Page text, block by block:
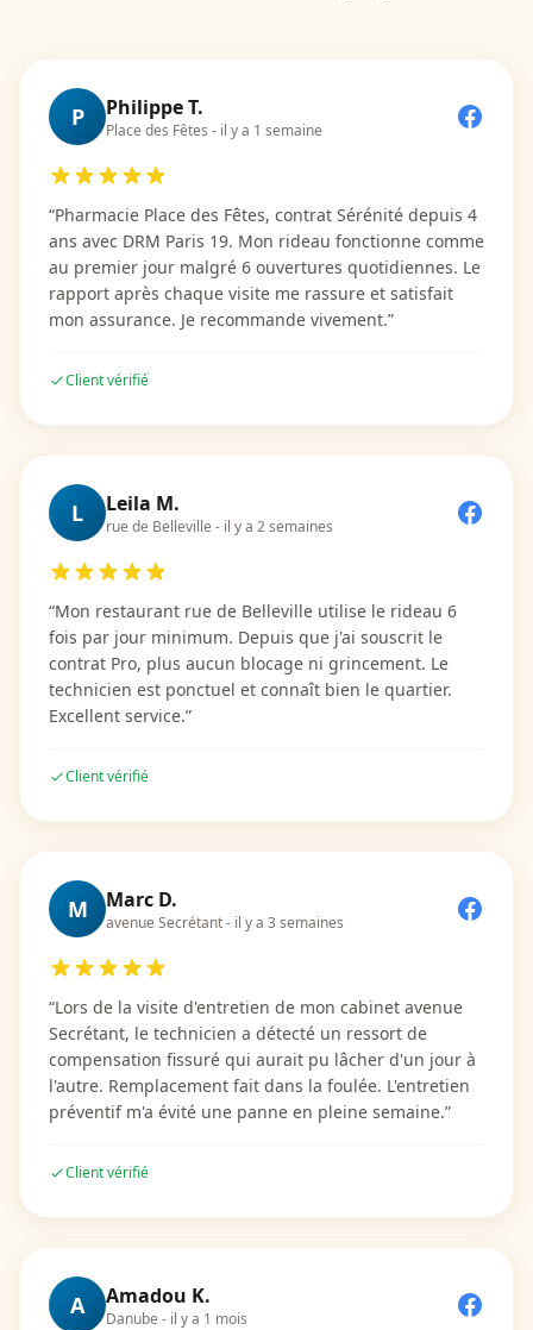
P Philippe T.
Place des Fêtes - il y a 1 semaine
“Pharmacie Place des Fêtes, contrat Sérénité depuis 4
ans avec DRM Paris 19. Mon rideau fonctionne comme
au premier jour malgré 6 ouvertures quotidiennes. Le
rapport après chaque visite me rassure et satisfait
mon assurance. Je recommande vivement.”
Client vérifié
L Leila M.
rue de Belleville - il y a 2 semaines
“Mon restaurant rue de Belleville utilise le rideau 6
fois par jour minimum. Depuis que j'ai souscrit le
contrat Pro, plus aucun blocage ni grincement. Le
technicien est ponctuel et connaît bien le quartier.
Excellent service.”
Client vérifié
M Marc D.
avenue Secrétant- il y a 3 semaines
“Lors de la visite d'entretien de mon cabinet avenue
Secrétant, le technicien a détecté un ressort de
compensation fissuré qui aurait pu lâcher d'un jour à
l'autre. Remplacement fait dans la foulée. L'entretien
préventif m'a évité une panne en pleine semaine.”
Client vérifié
A Amadou K.
Danube - il y a 1 mois